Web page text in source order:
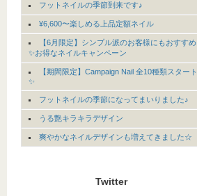
フットネイルの季節到来です♪
¥6,600〜楽しめる上品定額ネイル
【6月限定】シンプル派のお客様にもおすすめ
✨お得なネイルキャンペーン
【期間限定】Campaign Nail 全10種類スタート
✨
フットネイルの季節になってまいりました♪
うる艶キラキラデザイン
爽やかなネイルデザインも増えてきました☆
Twitter